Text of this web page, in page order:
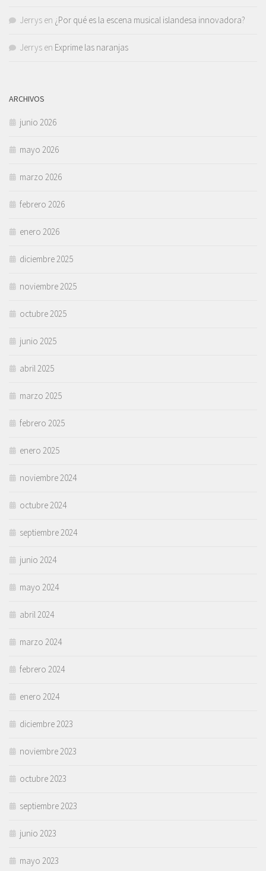
Jerrys en ¿Por qué es la escena musical islandesa innovadora?
Jerrys en Exprime las naranjas
ARCHIVOS
junio 2026
mayo 2026
marzo 2026
febrero 2026
enero 2026
diciembre 2025
noviembre 2025
octubre 2025
junio 2025
abril 2025
marzo 2025
febrero 2025
enero 2025
noviembre 2024
octubre 2024
septiembre 2024
junio 2024
mayo 2024
abril 2024
marzo 2024
febrero 2024
enero 2024
diciembre 2023
noviembre 2023
octubre 2023
septiembre 2023
junio 2023
mayo 2023